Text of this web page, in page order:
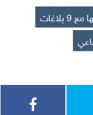
بلاغات